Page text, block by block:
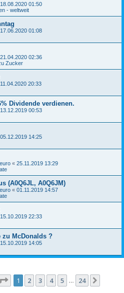
18.08.2020 01:50
- weltweit
17.06.2020 01:08
21.04.2020 02:36
Zucker
11.04.2020 20:33
Dividende verdienen.
13.12.2019 00:53
05.12.2019 14:25
« 25.11.2019 13:29
(A0Q6JL, A0Q6JM)
« 01.11.2019 14:57
15.10.2019 22:33
zu McDonalds ?
15.10.2019 14:05
Seite 1von 24
1 2 3 4 5 24